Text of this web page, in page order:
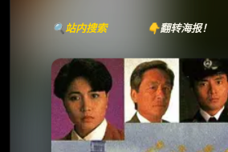
🔍站内搜索 👇翻转海报！
《我本善
⭐
收藏
⭐️ 评分：8.2 | 🎬
✅ 已完结